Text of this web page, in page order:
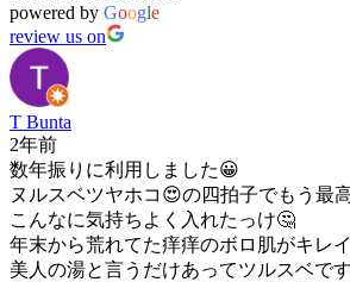
powered by Google
review us on
T Bunta
2年前
数年振りに利用しました😀
ヌルスベツヤホコ😍の四拍子でもう最
こんなに気持ちよく入れたっけ🤔
年末から荒れてた痒痒のボロ肌がキレ
美人の湯と言うだけあってツルスベで